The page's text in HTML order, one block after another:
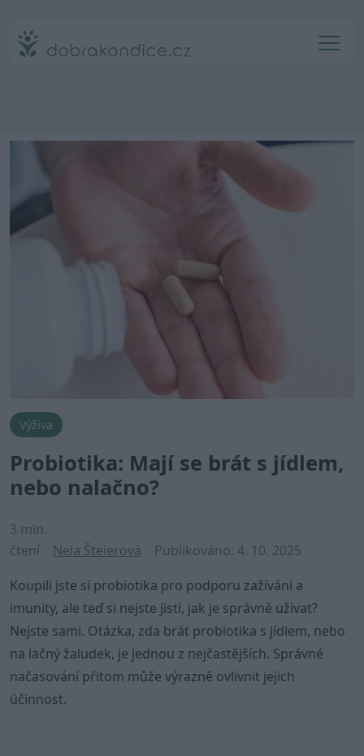
Výživa
Probiotika: Mají se brát s jídlem,
nebo nalačno?
3 min.
čtení
Nela Šteierová Publikováno: 4. 10. 2025
Koupili jste si probiotika pro podporu zažívání a
imunity, ale teď si nejste jistí, jak je správně užívat?
Nejste sami. Otázka, zda brát probiotika s jídlem, nebo
na lačný žaludek, je jednou z nejčastějších. Správné
načasování přitom může výrazně ovlivnit jejich
účinnost.